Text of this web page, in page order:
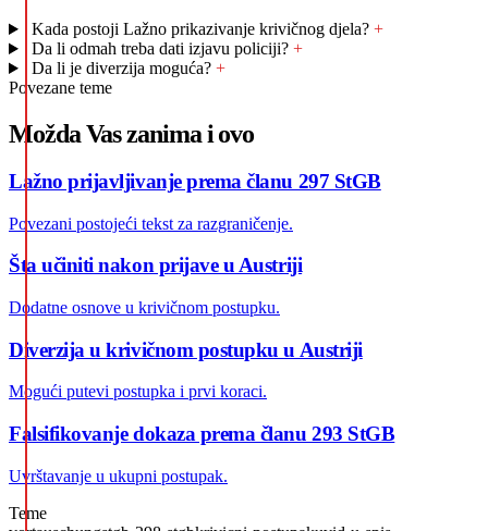
Kada postoji Lažno prikazivanje krivičnog djela? +
Da li odmah treba dati izjavu policiji? +
Da li je diverzija moguća? +
Povezane teme
Možda Vas zanima i ovo
Lažno prijavljivanje prema članu 297 StGB
Povezani postojeći tekst za razgraničenje.
Šta učiniti nakon prijave u Austriji
Dodatne osnove u krivičnom postupku.
Diverzija u krivičnom postupku u Austriji
Mogući putevi postupka i prvi koraci.
Falsifikovanje dokaza prema članu 293 StGB
Uvrštavanje u ukupni postupak.
Teme